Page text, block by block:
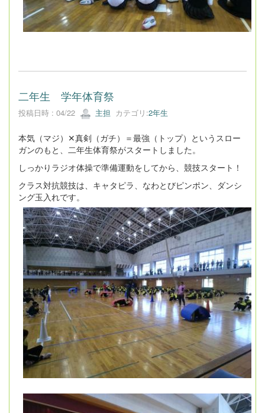
二年生 学年体育祭
投稿日時 : 04/22 主担 カテゴリ:2年生
本気（マジ）✕真剣（ガチ）＝最強（トップ）というスロー
ガンのもと、二年生体育祭がスタートしました。
しっかりラジオ体操で準備運動をしてから、競技スタート！
クラス対抗競技は、キャタピラ、なわとびピンポン、ダンシ
ング玉入れです。